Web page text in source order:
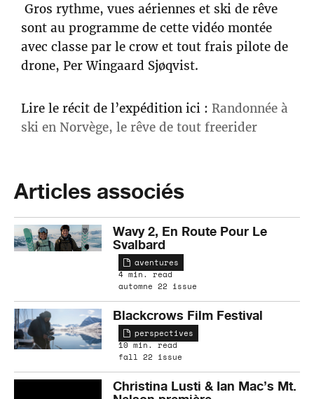
Gros rythme, vues aériennes et ski de rêve
sont au programme de cette vidéo montée
avec classe par le crow et tout frais pilote de
drone, Per Wingaard Sjøqvist.
Lire le récit de l’expédition ici : Randonnée à
ski en Norvège, le rêve de tout freerider
Articles associés
Wavy 2, En Route Pour Le
Svalbard
aventures
4 min. read
automne 22 issue
Blackcrows Film Festival
perspectives
10 min. read
fall 22 issue
Christina Lusti & Ian Mac’s Mt.